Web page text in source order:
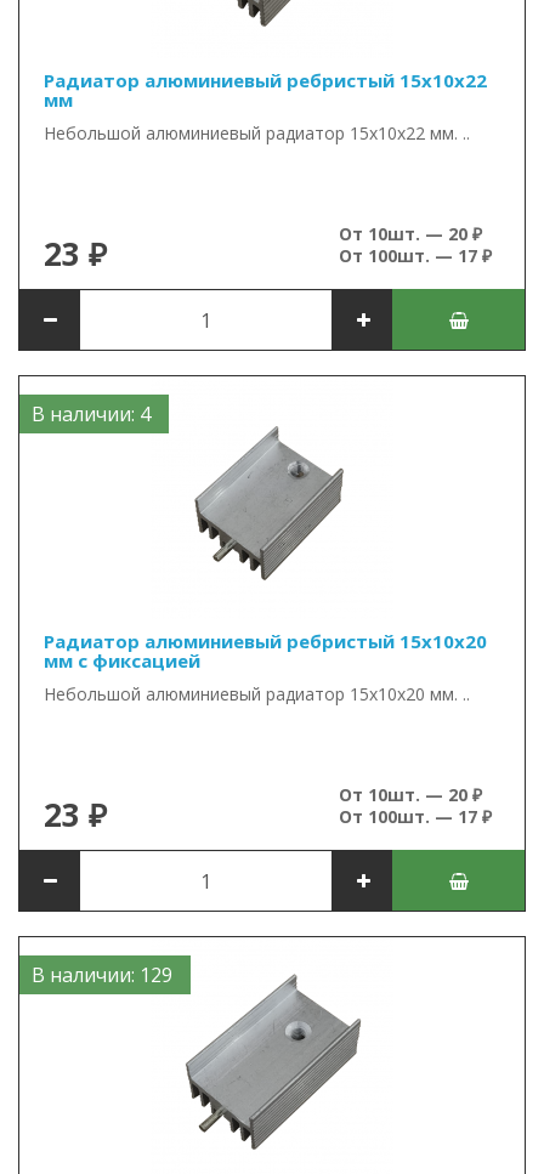
Радиатор алюминиевый ребристый 15х10х22
мм
Небольшой алюминиевый радиатор 15х10х22 мм. ..
23 ₽
От 10шт. — 20 ₽
От 100шт. — 17 ₽
В наличии: 4
Радиатор алюминиевый ребристый 15х10х20
мм с фиксацией
Небольшой алюминиевый радиатор 15х10х20 мм. ..
23 ₽
От 10шт. — 20 ₽
От 100шт. — 17 ₽
В наличии: 129